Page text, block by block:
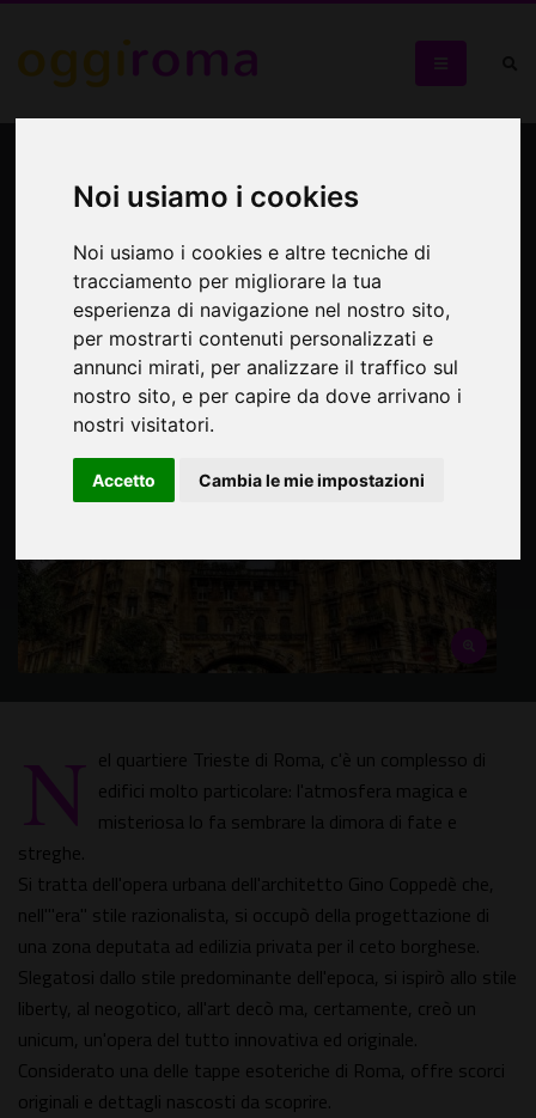
Noi usiamo i cookies
Noi usiamo i cookies e altre tecniche di
tracciamento per migliorare la tua
esperienza di navigazione nel nostro sito,
per mostrarti contenuti personalizzati e
annunci mirati, per analizzare il traffico sul
nostro sito, e per capire da dove arrivano i
nostri visitatori.
Accetto Cambia le mie impostazioni
Nel Quartiere Coppedè, alla
ricerca del Santo Graal
Passeggiata culturale nel quartiere del mistero
N el quartiere Trieste di Roma, c'è un complesso di
edifici molto particolare: l'atmosfera magica e
misteriosa lo fa sembrare la dimora di fate e
streghe.
Si tratta dell'opera urbana dell'architetto Gino Coppedè che,
nell'"era" stile razionalista, si occupò della progettazione di
una zona deputata ad edilizia privata per il ceto borghese.
Slegatosi dallo stile predominante dell'epoca, si ispirò allo stile
liberty, al neogotico, all'art decò ma, certamente, creò un
unicum, un'opera del tutto innovativa ed originale.
Considerato una delle tappe esoteriche di Roma, offre scorci
originali e dettagli nascosti da scoprire.